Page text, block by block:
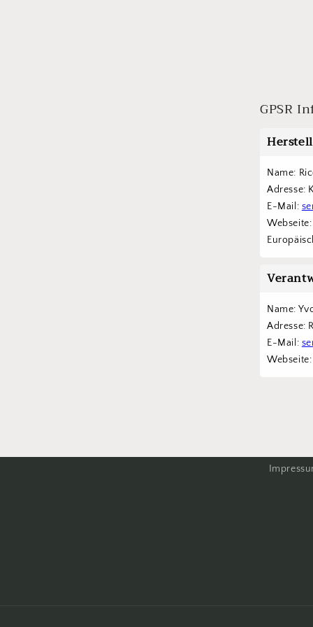
GPSR
Name:
Adresse:
E-Mail:
Webseite:
Name:
Adresse:
E-Mail:
Webseite: